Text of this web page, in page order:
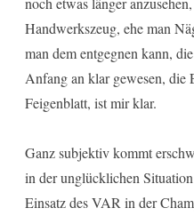
Handwerkszeug, ehe man
man dem entgegnen kann,
Anfang an klar gewesen, die
Feigenblatt, ist mir klar.
Ganz subjektiv kommt
in der unglücklichen
Einsatz des VAR in der